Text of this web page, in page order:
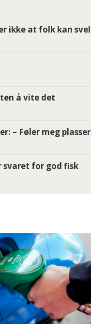
ikke at folk kan
å vite det
– Føler meg
svaret for god fisk